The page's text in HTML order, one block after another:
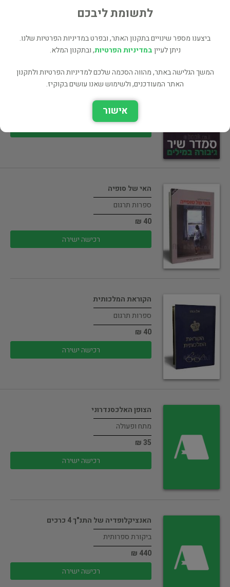
רכישה ישירה
גיבורה במילים
האי של סופיה
ספרות תרגום
40 ₪
רכישה ישירה
הקוראת המלכותית
ספרות תרגום
40 ₪
רכישה ישירה
הצופן האלכסנדרוני
מתח ופעולה
35 ₪
רכישה ישירה
האנציקלופדיה של התנ"ך 4 כרכים
ביקורת ספרותית
440 ₪
רכישה ישירה
לתשומת ליבכם
ביצענו מספר שינויים בתקנון האתר, ובפרט במדיניות הפרטיות שלנו.
ניתן לעייןבמדיניות הפרטיות, ובתקנון המלא.
המשך הגלישה באתר, מהווה הסכמה שלכם למדיניות הפרטיות ולתקנון
האתר המעודכנים, ולשימוש שאנו עושים בקוקיז.
אישור